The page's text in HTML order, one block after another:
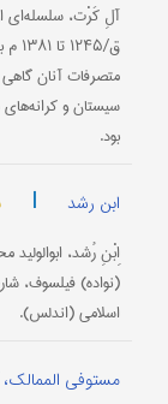
ق/
متصرفات آنان
سیستان و
بود.
ابن رشد |
اِبْنِ رُشد،
(نواده) فیلسوف،
اسلامی (اندلس).
مستوفی الممالک،